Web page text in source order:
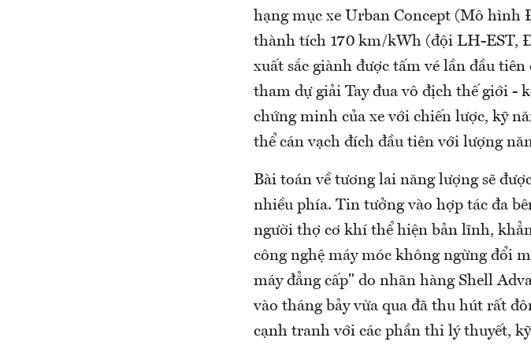
hạng mục xe Urban Concept (Mô
thành tích 170 km/kWh (đội LH-EST,
xuất sắc giành được tấm vé lần đầu
tham dự giải Tay đua vô địch thế giới -
chứng minh của xe với chiến lược, kỹ
thể cán vạch đích đầu tiên với lượng
Bài toán về tương lai năng lượng sẽ
nhiều phía. Tin tưởng vào hợp tác đa
người thợ cơ khí thể hiện bản lĩnh,
công nghệ máy móc không ngừng đổi
máy đẳng cấp" do nhãn hàng Shell
vào tháng bảy vừa qua đã thu hút rất
cạnh tranh với các phần thi lý thuyết,